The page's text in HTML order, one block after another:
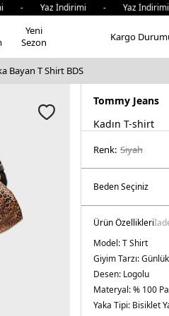
İndirimi - Yaz
Yeni
Sezon
Kargo
Bayan T Shirt BDS
Tommy Jeans
Kadın T-shirt
Renk: si̇yah
Ürün Özellikleri
Model:T Shirt
Giyim Tarzı:
Desen: Logolu
Materyal:% 100
Yaka Tipi: Bisiklet